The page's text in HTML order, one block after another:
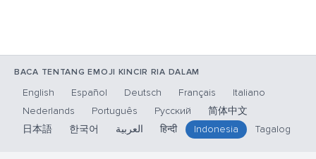
BACA TENTANG EMOJI KINCIR RIA DALAM
English Español Deutsch Français
Italiano
Nederlands
Português Русский
简体中文
日本語
한국어 العربية हिन्दी Indonesia Tagalog